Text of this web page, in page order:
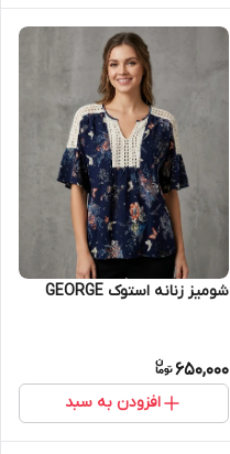
شومیز‌ زنانه استوک GEORGE
650,000
افزودن به سبد